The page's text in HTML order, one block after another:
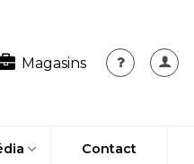
Magasins
Contact